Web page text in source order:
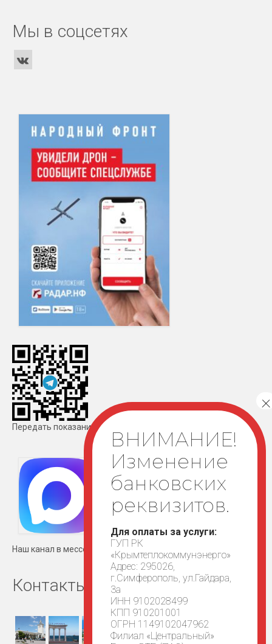
Мы в соцсетях
Передать показания
Наш канал в мессенджере MAX
Контакты
Для оплаты за услуги:
ГУП РК
«Крымтеплокоммунэнерго»
Адрес: 295026,
г.Симферополь, ул.Гайдара,
3а
ИНН 9102028499
КПП 910201001
ОГРН 1149102047962
Филиал «Центральный»